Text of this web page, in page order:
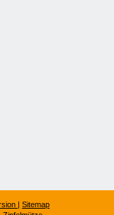
| Sitemap